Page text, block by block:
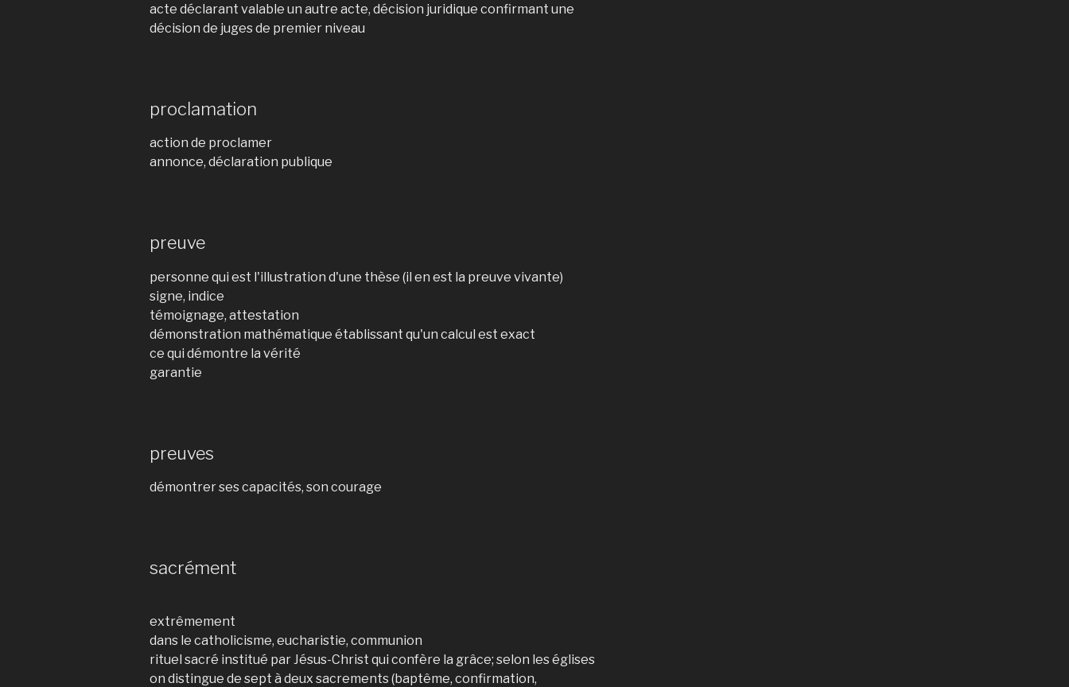
acte déclarant valable un autre acte, décision juridique confirmant une
décision de juges de premier niveau
proclamation
action de proclamer
annonce, déclaration publique
preuve
personne qui est l'illustration d'une thèse (il en est la preuve vivante)
signe, indice
témoignage, attestation
démonstration mathématique établissant qu'un calcul est exact
ce qui démontre la vérité
garantie
preuves
démontrer ses capacités, son courage
sacrément
extrêmement
dans le catholicisme, eucharistie, communion
rituel sacré institué par Jésus-Christ qui confère la grâce; selon les églises
on distingue de sept à deux sacrements (baptême, confirmation,